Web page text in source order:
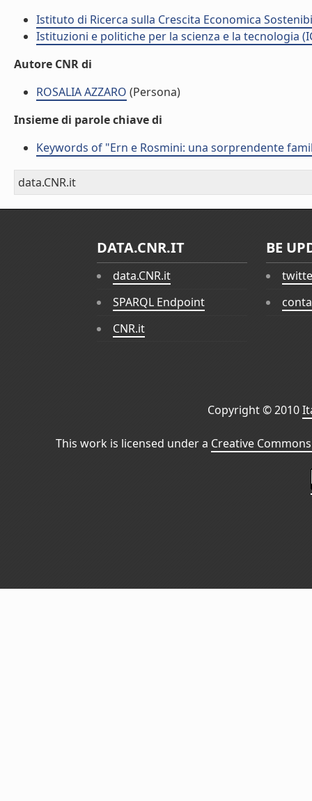
Istituto di Ricerca sulla Crescita Economica
Istituzioni e politiche per la scienza e la tecnologia
Autore CNR di
ROSALIA AZZARO (Persona)
Insieme di parole chiave di
Keywords of "Ern e Rosmini: una sorprendente
data.CNR.it
DATA.CNR.IT
data.CNR.it
SPARQL Endpoint
CNR.it
BE
Copyright © 2010
This work is licensed under a Creative